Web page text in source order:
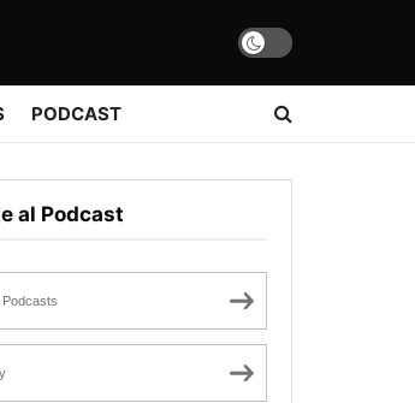
PODCAST
al Podcast
Podcasts